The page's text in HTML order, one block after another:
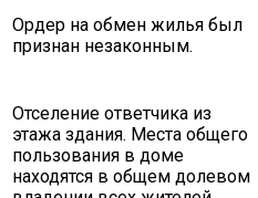
Ордер на обмен жилья был
признан незаконным.
Отселение ответчика из
этажа здания. Места общего
пользования в доме
находятся в общем долевом